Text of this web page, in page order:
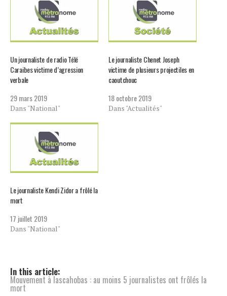
Un journaliste de radio Télé
Caraibes victime d’agression
verbale
29 mars 2019
Dans "National"
Le journaliste Chenet Joseph
victime de plusieurs projectiles en
caoutchouc
18 octobre 2019
Dans "Actualités"
Le journaliste Kendi Zidor a frôlé la
mort
17 juillet 2019
Dans "National"
In this article:
Mouvement à lascahobas : au moins 5 journalistes ont frôlés la
mort